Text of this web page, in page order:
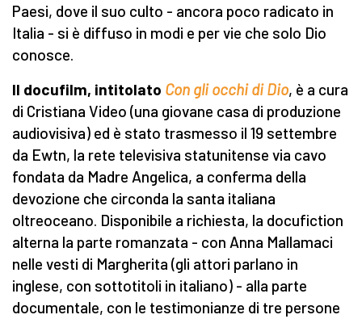
Paesi, dove il suo culto - ancora poco radicato in
Italia - si è diffuso in modi e per vie che solo Dio
conosce.
Il docufilm, intitolato Con gli occhi di Dio, è a cura
di Cristiana Video (una giovane casa di produzione
audiovisiva) ed è stato trasmesso il 19 settembre
da Ewtn, la rete televisiva statunitense via cavo
fondata da Madre Angelica, a conferma della
devozione che circonda la santa italiana
oltreoceano. Disponibile a richiesta, la docufiction
alterna la parte romanzata - con Anna Mallamaci
nelle vesti di Margherita (gli attori parlano in
inglese, con sottotitoli in italiano) - alla parte
documentale, con le testimonianze di tre persone